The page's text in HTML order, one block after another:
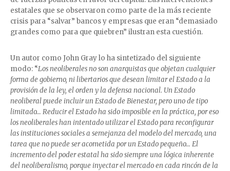
estatales que se observaron como parte de la más reciente
crisis para “salvar” bancos y empresas que eran “demasiado
grandes como para que quiebren” ilustran esta cuestión.
Un autor como John Gray lo ha sintetizado del siguiente
modo: “Los neoliberales no son anarquistas que objetan cualquier
forma de gobierno, ni libertarios que desean limitar el Estado a la
provisión de la ley, el orden y la defensa nacional. Un Estado
neoliberal puede incluir un Estado de Bienestar, pero uno de tipo
limitado… Reducir el Estado ha sido imposible en la práctica, por eso
los neoliberales han intentado utilizar el Estado para reconfigurar
las instituciones sociales a semejanza del modelo del mercado, una
tarea que no puede ser acometida por un Estado pequeño… El
incremento del poder estatal ha sido siempre una lógica inherente
del neoliberalismo, porque inyectar el mercado en cada rincón de la